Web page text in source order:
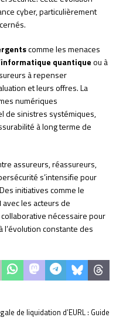
cyber, particulièrement
comme les menaces
informatique quantiqueou à
à repenser
et leurs offres. La
numériques
de sinistres systémiques,
à long terme de
assureurs, réassureurs,
s’intensifie pour
initiatives comme le
avec les acteurs de
nécessaire pour
l’évolution constante des
de liquidation d’EURL : Guide